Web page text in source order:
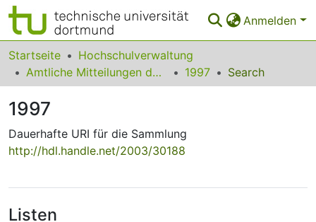
Anmelden
Bereiche & Sammlungen
Das gesamte Repositorium
Statistiken
FAQ
Startseite
Hochschulverwaltung
Amtliche Mitteilungen der Technischen Universität Dortmund
1997 Search
1997
Dauerhafte URI für die Sammlung
http://hdl.handle.net/2003/30188
Listen